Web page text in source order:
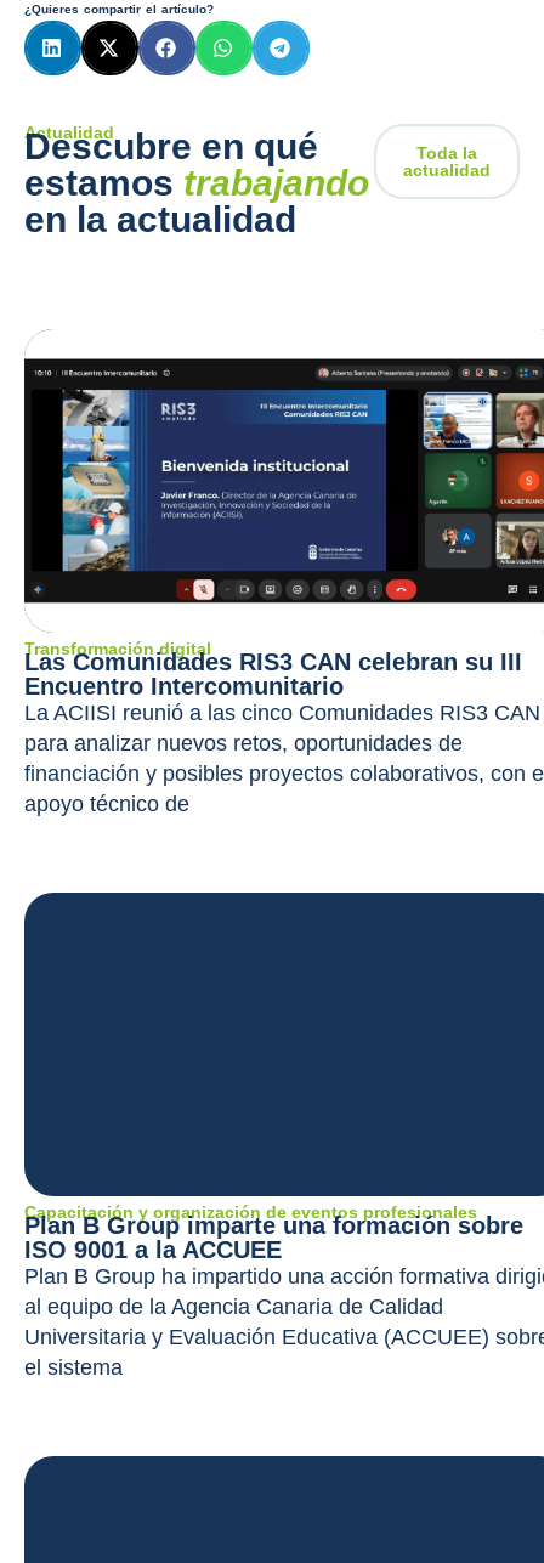
¿Quieres compartir el artículo?
Actualidad
Descubre en qué
estamos trabajando
en la actualidad
Toda la
actualidad
Transformación digital
Las Comunidades RIS3 CAN celebran su III
Encuentro Intercomunitario
La ACIISI reunió a las cinco Comunidades RIS3 CAN
para analizar nuevos retos, oportunidades de
financiación y posibles proyectos colaborativos, con
apoyo técnico de
Capacitación y organización de eventos profesionales
Plan B Group imparte una formación sobre
ISO 9001 a la ACCUEE
Plan B Group ha impartido una acción formativa
al equipo de la Agencia Canaria de Calidad
Universitaria y Evaluación Educativa (ACCUEE)
el sistema